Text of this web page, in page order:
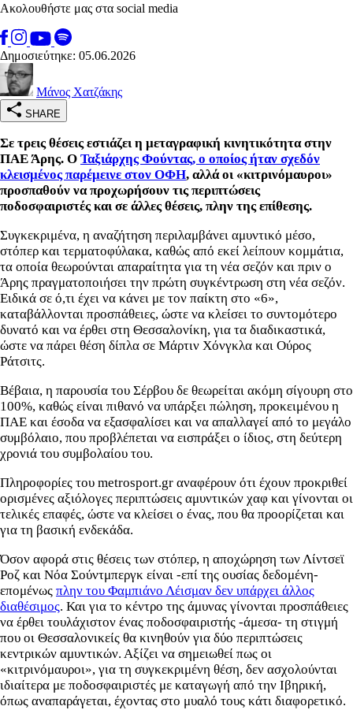
Ακολουθήστε μας στα social media
Δημοσιεύτηκε: 05.06.2026
Μάνος Χατζάκης
SHARE
Σε τρεις θέσεις εστιάζει η μεταγραφική κινητικότητα στην
ΠΑΕ Άρης. Ο Ταξιάρχης Φούντας, ο οποίος ήταν σχεδόν
κλεισμένος παρέμεινε στον ΟΦΗ, αλλά οι «κιτρινόμαυροι»
προσπαθούν να προχωρήσουν τις περιπτώσεις
ποδοσφαιριστές και σε άλλες θέσεις, πλην της επίθεσης.
Συγκεκριμένα, η αναζήτηση περιλαμβάνει αμυντικό μέσο,
στόπερ και τερματοφύλακα, καθώς από εκεί λείπουν κομμάτια,
τα οποία θεωρούνται απαραίτητα για τη νέα σεζόν και πριν ο
Άρης πραγματοποιήσει την πρώτη συγκέντρωση στη νέα σεζόν.
Ειδικά σε ό,τι έχει να κάνει με τον παίκτη στο «6»,
καταβάλλονται προσπάθειες, ώστε να κλείσει το συντομότερο
δυνατό και να έρθει στη Θεσσαλονίκη, για τα διαδικαστικά,
ώστε να πάρει θέση δίπλα σε Μάρτιν Χόνγκλα και Ούρος
Ράτσιτς.
Βέβαια, η παρουσία του Σέρβου δε θεωρείται ακόμη σίγουρη στο
100%, καθώς είναι πιθανό να υπάρξει πώληση, προκειμένου η
ΠΑΕ και έσοδα να εξασφαλίσει και να απαλλαγεί από το μεγάλο
συμβόλαιο, που προβλέπεται να εισπράξει ο ίδιος, στη δεύτερη
χρονιά του συμβολαίου του.
Πληροφορίες του metrosport.gr αναφέρουν ότι έχουν προκριθεί
ορισμένες αξιόλογες περιπτώσεις αμυντικών χαφ και γίνονται οι
τελικές επαφές, ώστε να κλείσει ο ένας, που θα προορίζεται και
για τη βασική ενδεκάδα.
Όσον αφορά στις θέσεις των στόπερ, η αποχώρηση των Λίντσεϊ
Ροζ και Νόα Σούντμπεργκ είναι -επί της ουσίας δεδομένη-
επομένως πλην του Φαμπιάνο Λέισμαν δεν υπάρχει άλλος
διαθέσιμος. Και για το κέντρο της άμυνας γίνονται προσπάθειες
να έρθει τουλάχιστον ένας ποδοσφαιριστής -άμεσα- τη στιγμή
που οι Θεσσαλονικείς θα κινηθούν για δύο περιπτώσεις
κεντρικών αμυντικών. Αξίζει να σημειωθεί πως οι
«κιτρινόμαυροι», για τη συγκεκριμένη θέση, δεν ασχολούνται
ιδιαίτερα με ποδοσφαιριστές με καταγωγή από την Ιβηρική,
όπως αναπαράγεται, έχοντας στο μυαλό τους κάτι διαφορετικό.